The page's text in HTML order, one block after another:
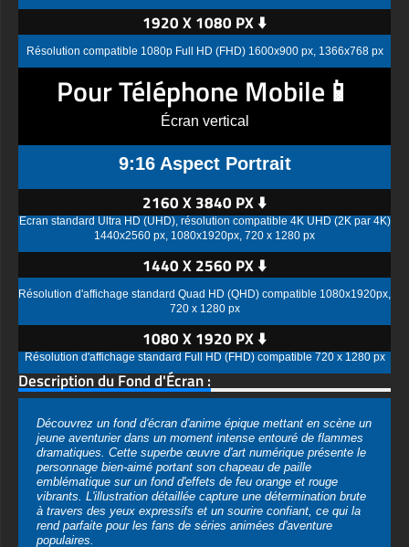
1920 X 1080 PX ⬇️
Résolution compatible 1080p Full HD (FHD) 1600x900 px, 1366x768 px
Pour Téléphone Mobile📱
Écran vertical
9:16 Aspect Portrait
2160 X 3840 PX ⬇️
Écran standard Ultra HD (UHD), résolution compatible 4K UHD (2K par 4K)
1440x2560 px, 1080x1920px, 720 x 1280 px
1440 X 2560 PX ⬇️
Résolution d'affichage standard Quad HD (QHD) compatible 1080x1920px,
720 x 1280 px
1080 X 1920 PX ⬇️
Résolution d'affichage standard Full HD (FHD) compatible 720 x 1280 px
Description du Fond d'Écran :
Découvrez un fond d'écran d'anime épique mettant en scène un
jeune aventurier dans un moment intense entouré de flammes
dramatiques. Cette superbe œuvre d'art numérique présente le
personnage bien-aimé portant son chapeau de paille
emblématique sur un fond d'effets de feu orange et rouge
vibrants. L'illustration détaillée capture une détermination brute
à travers des yeux expressifs et un sourire confiant, ce qui la
rend parfaite pour les fans de séries animées d'aventure
populaires.